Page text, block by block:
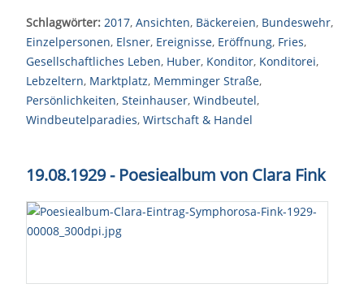
Schlagwörter: 2017, Ansichten, Bäckereien, Bundeswehr,
Einzelpersonen, Elsner, Ereignisse, Eröffnung, Fries,
Gesellschaftliches Leben, Huber, Konditor, Konditorei,
Lebzeltern, Marktplatz, Memminger Straße,
Persönlichkeiten, Steinhauser, Windbeutel,
Windbeutelparadies, Wirtschaft & Handel
19.08.1929 - Poesiealbum von Clara Fink